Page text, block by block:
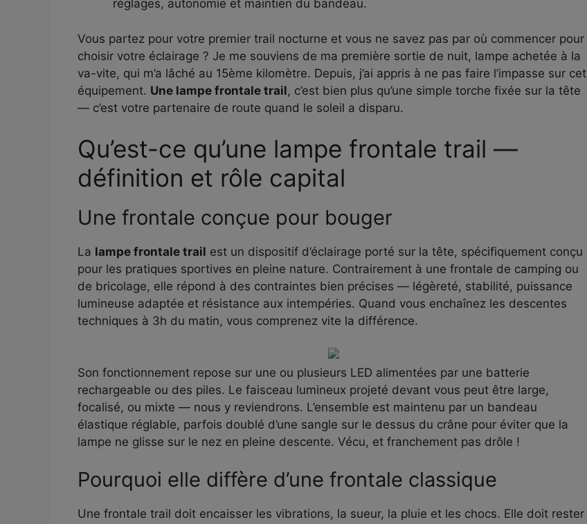
réglages, autonomie et maintien du bandeau.
Vous partez pour votre premier trail nocturne et vous ne savez pas par où commencer pour
choisir votre éclairage ? Je me souviens de ma première sortie de nuit, lampe achetée à la
va-vite, qui m’a lâché au 15ème kilomètre. Depuis, j’ai appris à ne pas faire l’impasse sur cet
équipement. Une lampe frontale trail, c’est bien plus qu’une simple torche fixée sur la tête
— c’est votre partenaire de route quand le soleil a disparu.
Qu’est-ce qu’une lampe frontale trail —
définition et rôle capital
Une frontale conçue pour bouger
La lampe frontale trail est un dispositif d’éclairage porté sur la tête, spécifiquement conçu
pour les pratiques sportives en pleine nature. Contrairement à une frontale de camping ou
de bricolage, elle répond à des contraintes bien précises — légèreté, stabilité, puissance
lumineuse adaptée et résistance aux intempéries. Quand vous enchaînez les descentes
techniques à 3h du matin, vous comprenez vite la différence.
Son fonctionnement repose sur une ou plusieurs LED alimentées par une batterie
rechargeable ou des piles. Le faisceau lumineux projeté devant vous peut être large,
focalisé, ou mixte — nous y reviendrons. L’ensemble est maintenu par un bandeau
élastique réglable, parfois doublé d’une sangle sur le dessus du crâne pour éviter que la
lampe ne glisse sur le nez en pleine descente. Vécu, et franchement pas drôle !
Pourquoi elle diffère d’une frontale classique
Une frontale trail doit encaisser les vibrations, la sueur, la pluie et les chocs. Elle doit rester